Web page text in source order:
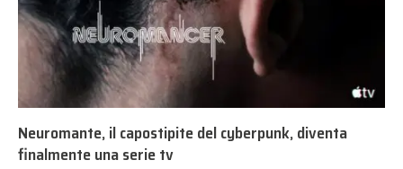
Neuromante, il capostipite del cyberpunk, diventa
finalmente una serie tv